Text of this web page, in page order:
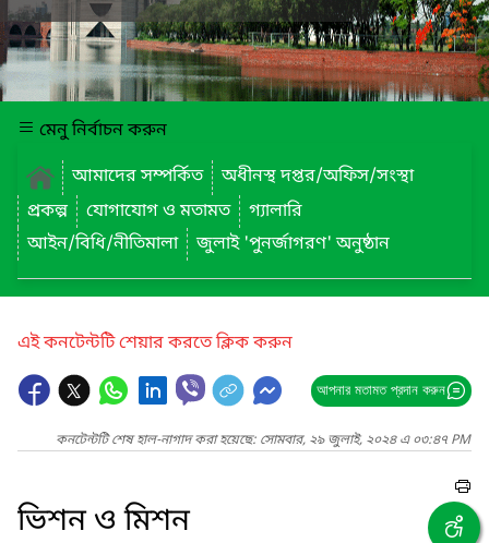
মেনু নির্বাচন করুন
আমাদের সম্পর্কিত
অধীনস্থ দপ্তর/অফিস/সংস্থা
প্রকল্প
যোগাযোগ ও মতামত
গ্যালারি
আইন/বিধি/নীতিমালা
জুলাই 'পুনর্জাগরণ' অনুষ্ঠান
এই কনটেন্টটি শেয়ার করতে ক্লিক করুন
আপনার মতামত প্রদান করুন
কনটেন্টটি শেষ হাল-নাগাদ করা হয়েছে: সোমবার, ২৯ জুলাই, ২০২৪ এ ০৩:৪৭ PM
ভিশন ও মিশন